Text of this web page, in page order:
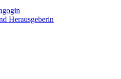
Herausgeberin